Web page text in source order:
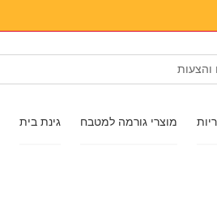
גינת בית מוצרי גורמה למטבח